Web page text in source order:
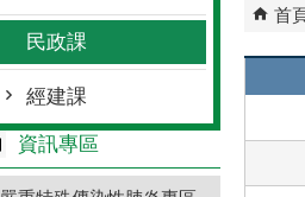
民政課
經建課
資訊專區
首